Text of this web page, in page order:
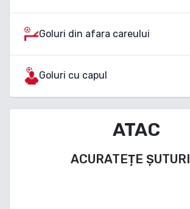
Goluri din afara careului
Goluri cu capul
ATAC
ACURATEȚE ȘUTURI